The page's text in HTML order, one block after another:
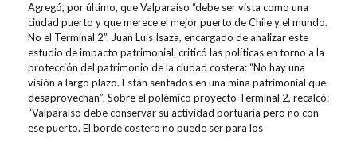
Agregó, por último, que Valparaíso “debe ser vista como una
ciudad puerto y que merece el mejor puerto de Chile y el mundo.
No el Terminal 2”. Juan Luis Isaza, encargado de analizar este
estudio de impacto patrimonial, criticó las políticas en torno a la
protección del patrimonio de la ciudad costera: “No hay una
visión a largo plazo. Están sentados en una mina patrimonial que
desaprovechan”. Sobre el polémico proyecto Terminal 2, recalcó:
“Valparaíso debe conservar su actividad portuaria pero no con
ese puerto. El borde costero no puede ser para los